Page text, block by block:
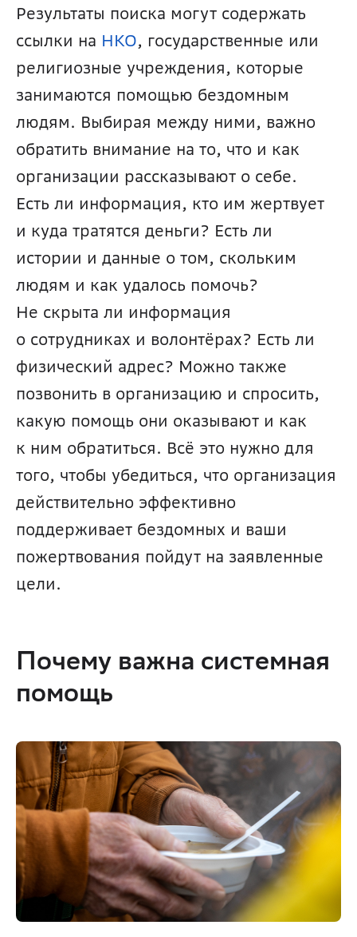
Результаты поиска могут содержать
ссылки на НКО, государственные или
религиозные учреждения, которые
занимаются помощью бездомным
людям. Выбирая между ними, важно
обратить внимание на то, что и как
организации рассказывают о себе.
Есть ли информация, кто им жертвует
и куда тратятся деньги? Есть ли
истории и данные о том, скольким
людям и как удалось помочь?
Не скрыта ли информация
о сотрудниках и волонтёрах? Есть ли
физический адрес? Можно также
позвонить в организацию и спросить,
какую помощь они оказывают и как
к ним обратиться. Всё это нужно для
того, чтобы убедиться, что организация
действительно эффективно
поддерживает бездомных и ваши
пожертвования пойдут на заявленные
цели.
Почему важна системная
помощь